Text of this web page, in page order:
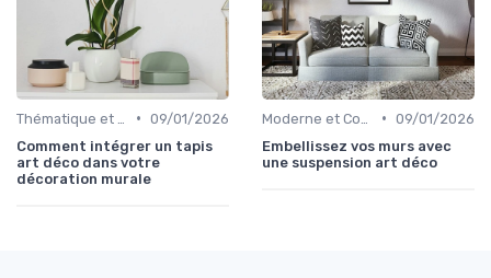
• 09/01/2026
Comment intégrer un tapis
art déco dans votre
décoration murale
• 09/01/2026
Embellissez vos murs avec
une suspension art déco